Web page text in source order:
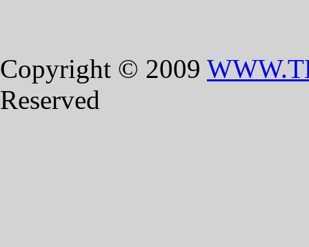
Copyright © 2009
Reserved